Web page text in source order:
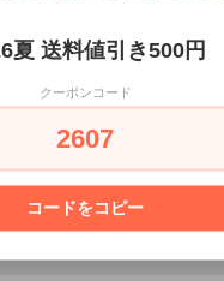
夏 送料値引き500円
クーポンコード
2607
コードをコピー